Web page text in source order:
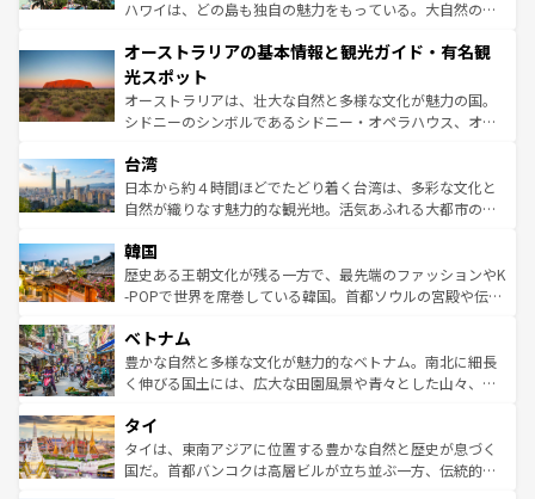
ストーン国立公園といった絶景が堪能できる。さらに、南
文化が魅力。旅行者はアメリカの各地域で異なる魅力を楽
しみながら、その多様性と豊かな歴史を感じることができ
るだろう。車でのロードトリップや列車の旅も、アメリカ
ならではの贅沢な旅のスタイルだ。 なお、新着のアメリカ
情報は コンテンツ一覧 を参照してほしい。
ハワイは、どの島も独自の魅力をもっている。大自然の神
ワイ島は見逃せない。また、定番の観光地といえばオアフ
島だが、静かな自然を求めるならマウイ島やカウアイ島が
おすすめ。エメラルドグリーンに輝く海をはじめ、豊かな
文化や歴史が息づいている。「アロハスピリット」と呼ば
人々、おいしいローカルフードやハワイアンミュージッ
ク、伝統的なフラダンスなど、すべてがハワイの魅力を彩
っている。訪れるたびに新しい発見と感動が待っているハ
はコンテンツ一覧
オーストラリアの基本情報と観光ガイド・有名観
光スポット
オーストラリアは、壮大な自然と多様な文化が魅力の国。
シドニーのシンボルであるシドニー・オペラハウス、オー
リアリーフや大陸中央部にそびえるウルル（エアーズロッ
ク）、タスマニアの美しい原生林やケアンズの熱帯雨林な
ど、見どころがたくさん。また、カフェやワイン、オージ
いる。アクティビティも充実しており、サーフィンやダイ
ビング、ハイキングなど、アウトドア好きにはたまらな
い。オーストラリアの多彩な魅力を存分に味わいつくそ
参照してほしい。
台湾
日本から約４時間ほどでたどり着く台湾は、多彩な文化と
自然が織りなす魅力的な観光地。活気あふれる大都市の台
ン）、静ひつな山岳地帯である台湾東部など、都市の喧騒
と山間の静けさが共存しており、訪れる人に新しい発見と
驚きをもたらしてくれる。また、奥深い台湾の食文化も魅
容にもいいと評判のスイーツなど、バラエティ豊かな料理
が味わえる。 なお、新着の台湾情報は コンテンツ一覧を参
照してほしい。
韓国
歴史ある王朝文化が残る一方で、最先端のファッションやK
-POPで世界を席巻している韓国。首都ソウルの宮殿や伝統
き、地方に足を延ばせば四季折々の自然美を楽しむことが
できる。そして、キムチや焼肉、絶品のストリートフード
まで、さまざまな韓国料理が待っている。夜には、韓国な
リティに包まれながら、韓国の多彩な魅力を心ゆくまで味
わってみてほしい。 なお、新着の韓国情報はコンテンツ一
覧を参照してほしい。
ベトナム
豊かな自然と多様な文化が魅力的なベトナム。南北に細長
く伸びる国土には、広大な田園風景や青々とした山々、世
急速な発展と共に伝統が息づく。ハノイの古い町並みやホ
ーチミン市のフランス統治時代の建物も、独特の雰囲気を
醸し出している。また、バラエティの豊かさとおいしさで
タイ
タイは、東南アジアに位置する豊かな自然と歴史が息づく
国だ。首都バンコクは高層ビルが立ち並ぶ一方、伝統的な